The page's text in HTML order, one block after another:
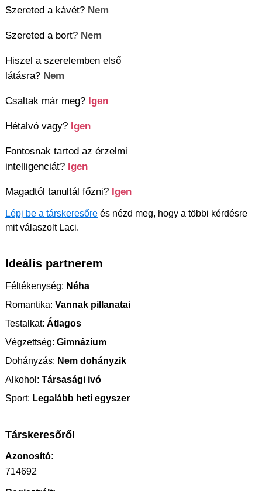
Szereted a kávét? Nem
Szereted a bort? Nem
Hiszel a szerelemben első
látásra? Nem
Csaltak már meg? Igen
Hétalvó vagy? Igen
Fontosnak tartod az érzelmi
intelligenciát? Igen
Magadtól tanultál főzni? Igen
Lépj be a társkeresőre és nézd meg, hogy a többi kérdésre
mit válaszolt Laci.
Ideális partnerem
Féltékenység: Néha
Romantika: Vannak pillanatai
Testalkat: Átlagos
Végzettség: Gimnázium
Dohányzás: Nem dohányzik
Alkohol: Társasági ivó
Sport: Legalább heti egyszer
Társkeresőről
Azonosító:
714692